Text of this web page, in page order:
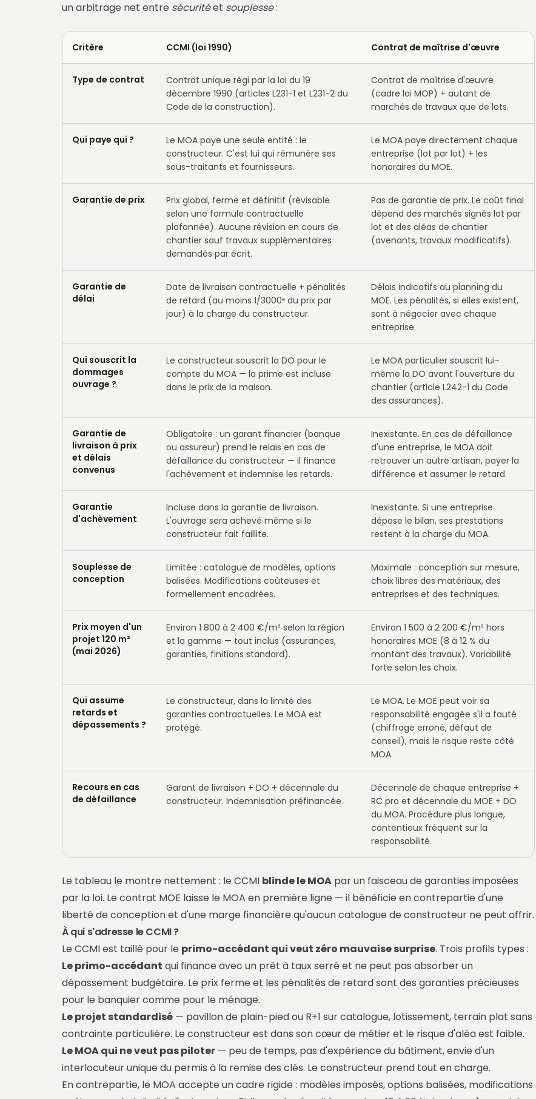
un arbitrage net entre sécuritéet souplesse:
Critère CCMI (loi 1990) Contrat de maîtrise d'œuvre
Type de contrat
Contrat unique régi par la loi du 19
décembre 1990 (articles L231-1 et L231-2 du
Code de la construction).
Contrat de maîtrise d'œuvre
(cadre loi MOP) + autant de
marchés de travaux que de lots.
Qui paye qui ?
Le MOA paye une seule entité : le
constructeur. C'est lui qui rémunère ses
sous-traitants et fournisseurs.
Le MOA paye directement chaque
entreprise (lot par lot) + les
honoraires du MOE.
Garantie de prix
Prix global, ferme et définitif (révisable
selon une formule contractuelle
plafonnée). Aucune révision en cours de
chantier sauf travaux supplémentaires
demandés par écrit.
Pas de garantie de prix. Le coût final
dépend des marchés signés lot par
lot et des aléas de chantier
(avenants, travaux modificatifs).
Garantie de
délai
Date de livraison contractuelle + pénalités
de retard (au moins 1/3000ᵉ du prix par
jour) à la charge du constructeur.
Délais indicatifs au planning du
MOE. Les pénalités, si elles existent,
sont à négocier avec chaque
entreprise.
Qui souscrit la
dommages
ouvrage ?
Le constructeur souscrit la DO pour le
compte du MOA — la prime est incluse
dans le prix de la maison.
Le MOA particulier souscrit lui-
même la DO avant l'ouverture du
chantier (article L242-1 du Code
des assurances).
Garantie de
livraison à prix
et délais
convenus
Obligatoire : un garant financier (banque
ou assureur) prend le relais en cas de
défaillance du constructeur — il finance
l'achèvement et indemnise les retards.
Inexistante. En cas de défaillance
d'une entreprise, le MOA doit
retrouver un autre artisan, payer la
différence et assumer le retard.
Garantie
d'achèvement
Incluse dans la garantie de livraison.
L'ouvrage sera achevé même si le
constructeur fait faillite.
Inexistante. Si une entreprise
dépose le bilan, ses prestations
restent à la charge du MOA.
Souplesse de
conception
Limitée : catalogue de modèles, options
balisées. Modifications coûteuses et
formellement encadrées.
Maximale : conception sur mesure,
choix libres des matériaux, des
entreprises et des techniques.
Prix moyen d'un
projet 120 m²
(mai 2026)
Environ 1 800 à 2 400 €/m² selon la région
et la gamme — tout inclus (assurances,
garanties, finitions standard).
Environ 1 500 à 2 200 €/m² hors
honoraires MOE (8 à 12 % du
montant des travaux). Variabilité
forte selon les choix.
Qui assume
retards et
dépassements ?
Le constructeur, dans la limite des
garanties contractuelles. Le MOA est
protégé.
Le MOA. Le MOE peut voir sa
responsabilité engagée s'il a fauté
(chiffrage erroné, défaut de
conseil), mais le risque reste côté
MOA.
Recours en cas
de défaillance
Garant de livraison + DO + décennale du
constructeur. Indemnisation préfinancée.
Décennale de chaque entreprise +
RC pro et décennale du MOE + DO
du MOA. Procédure plus longue,
contentieux fréquent sur la
responsabilité.
Le tableau le montre nettement : le CCMI blinde le MOA par un faisceau de garanties imposées
par la loi. Le contrat MOE laisse le MOA en première ligne — il bénéficie en contrepartie d'une
liberté de conception et d'une marge financière qu'aucun catalogue de constructeur ne peut offrir.
À qui s'adresse le CCMI ?
Le CCMI est taillé pour le primo-accédant qui veut zéro mauvaise surprise. Trois profils types :
Le primo-accédant qui finance avec un prêt à taux serré et ne peut pas absorber un
dépassement budgétaire. Le prix ferme et les pénalités de retard sont des garanties précieuses
pour le banquier comme pour le ménage.
Le projet standardisé — pavillon de plain-pied ou R+1 sur catalogue, lotissement, terrain plat sans
contrainte particulière. Le constructeur est dans son cœur de métier et le risque d'aléa est faible.
Le MOA qui ne veut pas piloter — peu de temps, pas d'expérience du bâtiment, envie d'un
interlocuteur unique du permis à la remise des clés. Le constructeur prend tout en charge.
En contrepartie, le MOA accepte un cadre rigide : modèles imposés, options balisées, modifications